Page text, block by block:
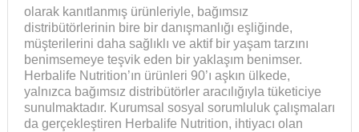
olarak kanıtlanmış ürünleriyle, bağımsız
distribütörlerinin bire bir danışmanlığı eşliğinde,
müşterilerini daha sağlıklı ve aktif bir yaşam tarzını
benimsemeye teşvik eden bir yaklaşım benimser.
Herbalife Nutrition’ın ürünleri 90’ı aşkın ülkede,
yalnızca bağımsız distribütörler aracılığıyla tüketiciye
sunulmaktadır. Kurumsal sosyal sorumluluk çalışmaları
da gerçekleştiren Herbalife Nutrition, ihtiyacı olan